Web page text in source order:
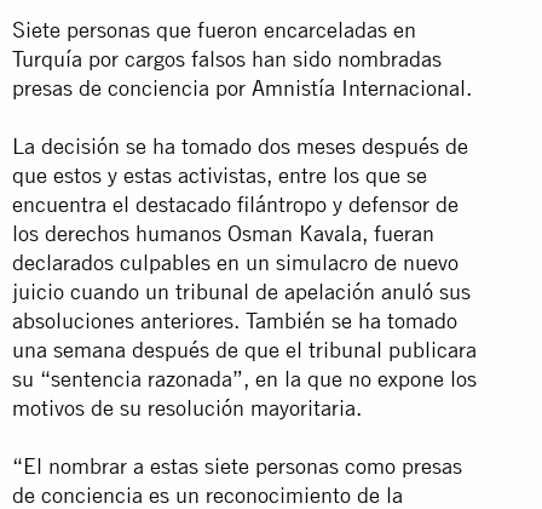
Siete personas que fueron encarceladas en
Turquía por cargos falsos han sido nombradas
presas de conciencia por Amnistía Internacional.
La decisión se ha tomado dos meses después de
que estos y estas activistas, entre los que se
encuentra el destacado filántropo y defensor de
los derechos humanos Osman Kavala, fueran
declarados culpables en un simulacro de nuevo
juicio cuando un tribunal de apelación anuló sus
absoluciones anteriores. También se ha tomado
una semana después de que el tribunal publicara
su “sentencia razonada”, en la que no expone los
motivos de su resolución mayoritaria.
“El nombrar a estas siete personas como presas
de conciencia es un reconocimiento de la